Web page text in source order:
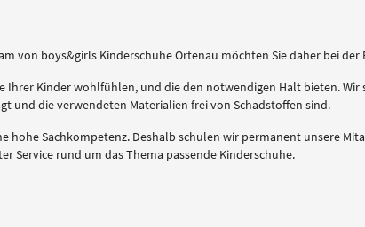
von boys&girls Kinderschuhe Ortenau möchten Sie daher bei
Ihrer Kinder wohlfühlen, und die den notwendigen Halt bieten.
und die verwendeten Materialien frei von Schadstoffen sind.
hohe Sachkompetenz. Deshalb schulen wir permanent unsere
Service rund um das Thema passende Kinderschuhe.